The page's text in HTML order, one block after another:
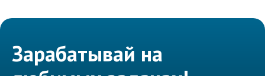
Зарабатывай на